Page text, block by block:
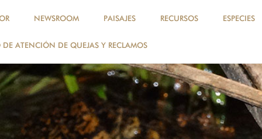
NEWSROOM PAISAJES RECURSOS ESPECIES
ATENCIÓN DE QUEJAS Y RECLAMOS